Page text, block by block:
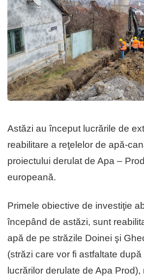
Astăzi au început lucrările de
reabilitare a reţelelor de apă-
proiectului derulat de Apa –
europeană.
Primele obiective de investiţie
începând de astăzi, sunt
apă de pe străzile Doinei şi
(străzi care vor fi astfaltate
lucrărilor derulate de Apa Prod),